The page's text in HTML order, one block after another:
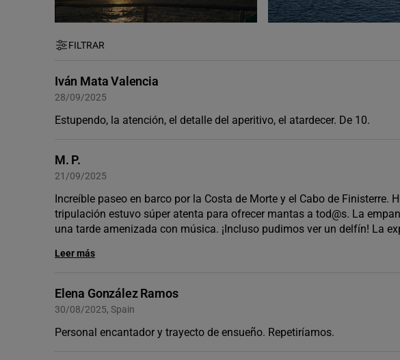
FILTRAR
Iván Mata Valencia
28/09/2025
Estupendo, la atención, el detalle del aperitivo, el atardecer. De 10.
M. P.
21/09/2025
Increíble paseo en barco por la Costa de Morte y el Cabo de Finisterre.
tripulación estuvo súper atenta para ofrecer mantas a tod@s. La
una tarde amenizada con música. ¡Incluso pudimos ver un delfín! La
Leer más
Elena González Ramos
30/08/2025, Spain
Personal encantador y trayecto de ensueño. Repetiríamos.